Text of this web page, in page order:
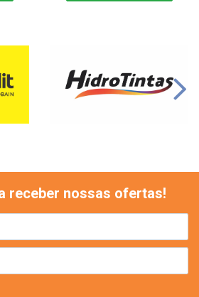
receber nossas ofertas!